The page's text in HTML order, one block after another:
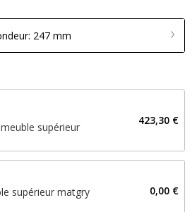
247 mm
supérieur
423,30 €
supérieur matgry 0,00 €